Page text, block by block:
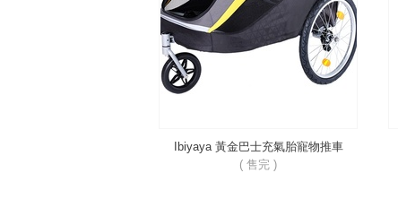
Ibiyaya 黃金巴士充氣胎寵物推車
FS1780
( 售完 )